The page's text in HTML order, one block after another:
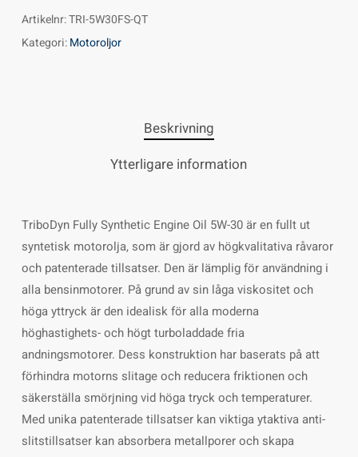
Artikelnr:TRI-5W30FS-QT
Kategori:Motoroljor
Beskrivning
Ytterligare information
TriboDyn Fully Synthetic Engine Oil 5W-30 är en fullt ut
syntetisk motorolja, som är gjord av högkvalitativa råvaror
och patenterade tillsatser. Den är lämplig för användning i
alla bensinmotorer. På grund av sin låga viskositet och
höga yttryck är den idealisk för alla moderna
höghastighets- och högt turboladdade fria
andningsmotorer. Dess konstruktion har baserats på att
förhindra motorns slitage och reducera friktionen och
säkerställa smörjning vid höga tryck och temperaturer.
Med unika patenterade tillsatser kan viktiga ytaktiva anti-
slitstillsatser kan absorbera metallporer och skapa